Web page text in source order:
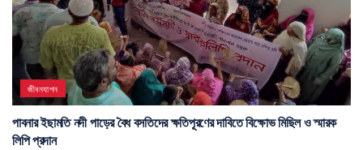
জীবনযাপন
পাবনার ইছামতি নদী পাড়ের বৈধ বসতিদের ক্ষতিপূরণের দাবিতে বিক্ষোভ মিছিল ও স্মারক
লিপি প্রদান